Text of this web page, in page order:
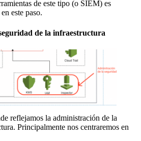
de este tipo (o SIEM) es
este paso.
de la infraestructura
reflejamos la administración de la
Principalmente nos centraremos en